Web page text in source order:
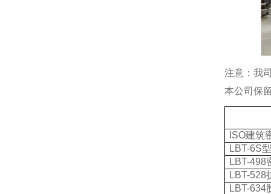
注意：我
本公司保
ISO建筑
LBT-6S
LBT-498
LBT-528
LBT-634